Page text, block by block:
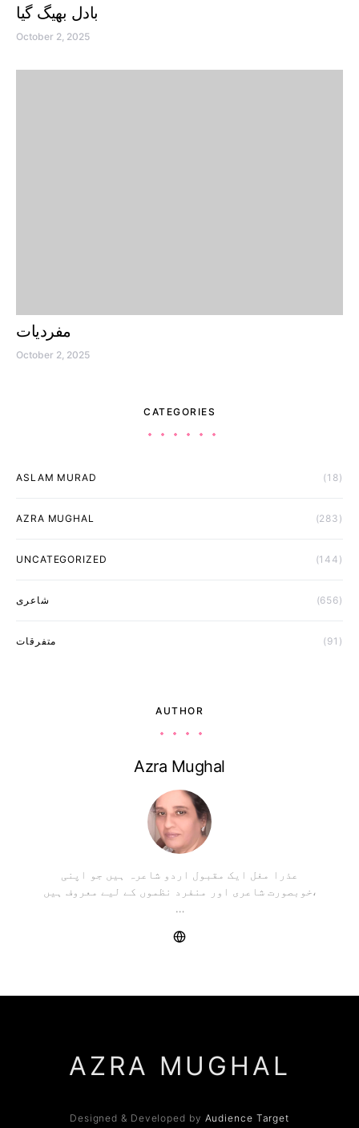
بادل بھیگ گیا
October 2, 2025
مفردیات
October 2, 2025
CATEGORIES
ASLAM MURAD (18)
AZRA MUGHAL (283)
UNCATEGORIZED (144)
شاعری (656)
متفرقات (91)
AUTHOR
Azra Mughal
عذرا مغل ایک مقبول اردو شاعرہ ہیں جو اپنی
خوبصورت شاعری اور منفرد نظموں کے لیے معروف ہیں،
…
AZRA MUGHAL
Designed & Developed by Audience Target